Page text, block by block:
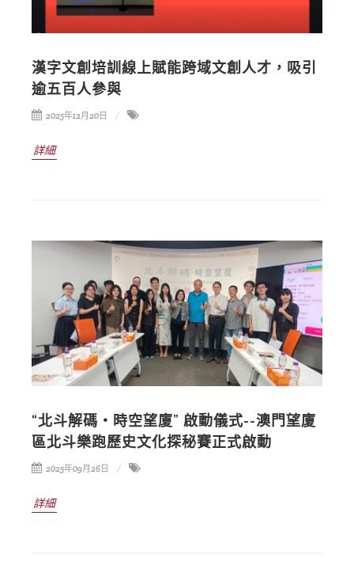
漢字文創培訓線上賦能跨域文創人才，吸引
逾五百人參與
2025年12月20日
詳細
“北斗解碼・時空望廈” 啟動儀式--澳門望廈
區北斗樂跑歷史文化探秘賽正式啟動
2025年09月26日
詳細